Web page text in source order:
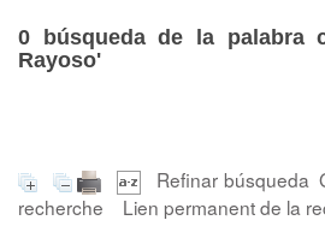
0 búsqueda de la palabra
Rayoso'
Refinar búsqueda
recherche
Lien permanent de la